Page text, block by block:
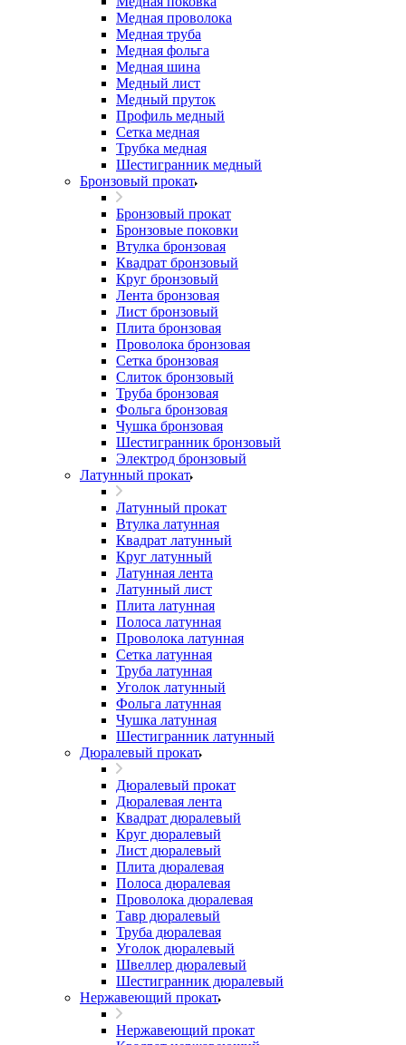
Медная проволока
Медная труба
Медная фольга
Медная шина
Медный лист
Медный пруток
Профиль медный
Сетка медная
Трубка медная
Шестигранник медный
Бронзовый прокат
Бронзовый прокат
Бронзовые поковки
Втулка бронзовая
Квадрат бронзовый
Круг бронзовый
Лента бронзовая
Лист бронзовый
Плита бронзовая
Проволока бронзовая
Сетка бронзовая
Слиток бронзовый
Труба бронзовая
Фольга бронзовая
Чушка бронзовая
Шестигранник бронзовый
Электрод бронзовый
Латунный прокат
Латунный прокат
Втулка латунная
Квадрат латунный
Круг латунный
Латунная лента
Латунный лист
Плита латунная
Полоса латунная
Проволока латунная
Сетка латунная
Труба латунная
Уголок латунный
Фольга латунная
Чушка латунная
Шестигранник латунный
Дюралевый прокат
Дюралевый прокат
Дюралевая лента
Квадрат дюралевый
Круг дюралевый
Лист дюралевый
Плита дюралевая
Полоса дюралевая
Проволока дюралевая
Тавр дюралевый
Труба дюралевая
Уголок дюралевый
Швеллер дюралевый
Шестигранник дюралевый
Нержавеющий прокат
Нержавеющий прокат